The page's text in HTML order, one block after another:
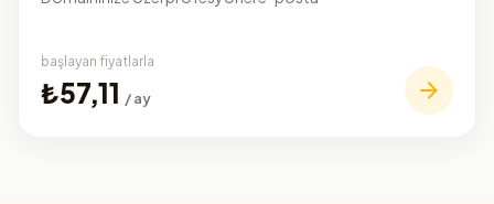
başlayan fiyatlarla
₺57,11 / ay